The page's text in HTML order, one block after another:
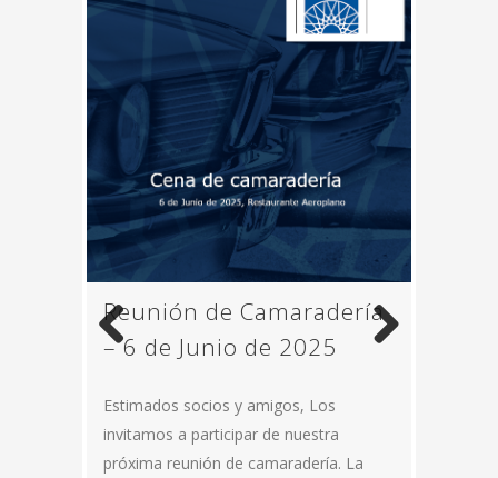
Paseo de las Sierras – 27
de Julio de 2025
Reunión de Camaradería
– 6 de Junio de 2025
Estimados socios y amigos, Los
invitamos a participar de nuestra
próxima reunión de camaradería. La
15to Evento de Colonia –
26 de Abril de 2025
Reunión de Camaradería
– 28 de Marzo de 2025
Evento de Fin de Año
2024 – 30 de Noviembre
Previous